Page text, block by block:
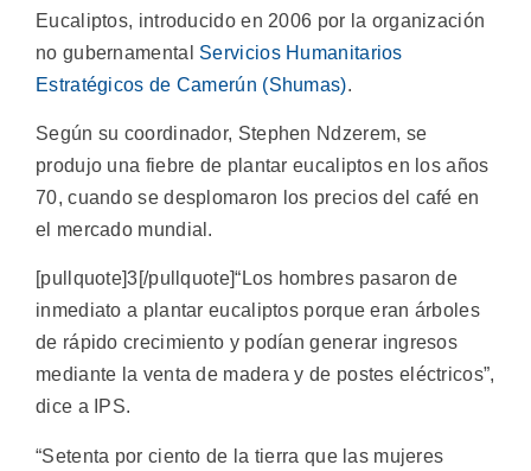
Eucaliptos, introducido en 2006 por la organización
no gubernamental Servicios Humanitarios
Estratégicos de Camerún (Shumas).
Según su coordinador, Stephen Ndzerem, se
produjo una fiebre de plantar eucaliptos en los años
70, cuando se desplomaron los precios del café en
el mercado mundial.
[pullquote]3[/pullquote]“Los hombres pasaron de
inmediato a plantar eucaliptos porque eran árboles
de rápido crecimiento y podían generar ingresos
mediante la venta de madera y de postes eléctricos”,
dice a IPS.
“Setenta por ciento de la tierra que las mujeres